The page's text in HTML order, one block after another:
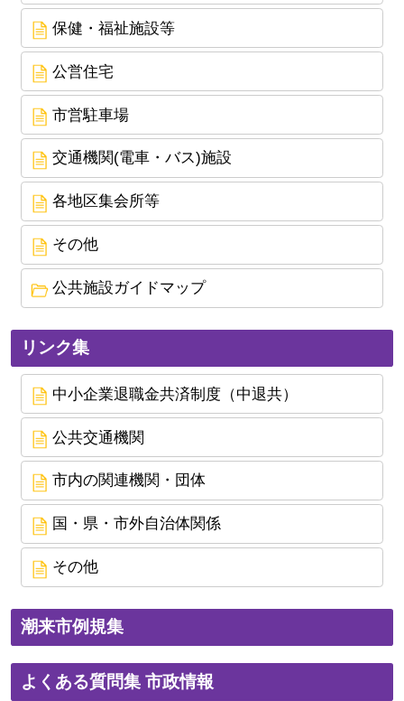
保健・福祉施設等
公営住宅
市営駐車場
交通機関(電車・バス)施設
各地区集会所等
その他
公共施設ガイドマップ
リンク集
中小企業退職金共済制度（中退共）
公共交通機関
市内の関連機関・団体
国・県・市外自治体関係
その他
潮来市例規集
よくある質問集 市政情報